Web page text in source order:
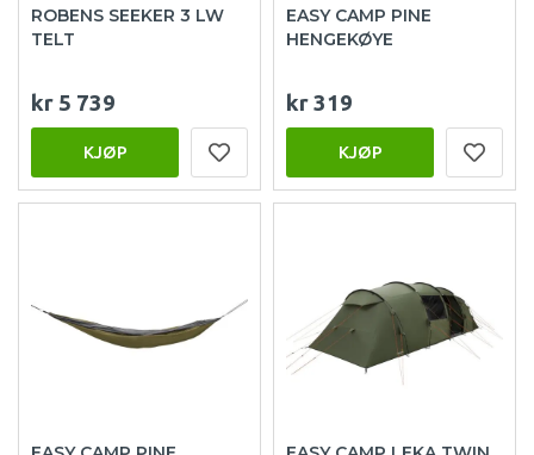
ROBENS SEEKER 3 LW
TELT
kr 5 739
KJØP
EASY CAMP PINE
HENGEKØYE
kr 319
KJØP